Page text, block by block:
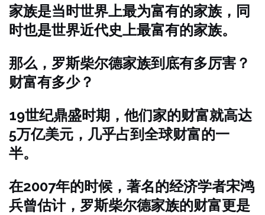
家族是当时世界上最为富有的家族，同
时也是世界近代史上最富有的家族。
那么，罗斯柴尔德家族到底有多厉害？
财富有多少？
19世纪鼎盛时期，他们家的财富就高达
5万亿美元，几乎占到全球财富的一
半。
在2007年的时候，著名的经济学者宋鸿
兵曾估计，罗斯柴尔德家族的财富更是